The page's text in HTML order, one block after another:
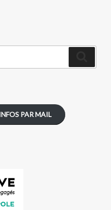
PAR MAIL